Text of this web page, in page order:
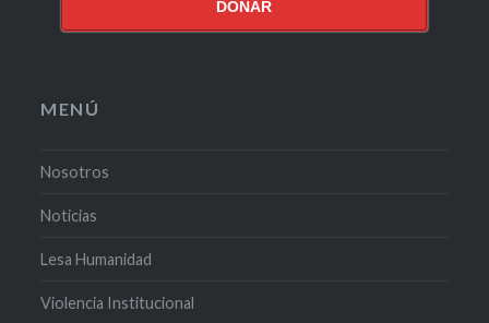
DONAR
MENÚ
Nosotros
Noticias
Lesa Humanidad
Violencia Institucional